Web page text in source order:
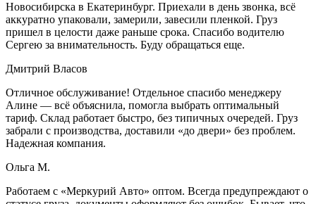
Новосибирска в Екатеринбург. Приехали в день звонка, всё
аккуратно упаковали, замерили, завесили пленкой. Груз
пришел в целости даже раньше срока. Спасибо водителю
Сергею за внимательность. Буду обращаться еще.
Дмитрий Власов
Отличное обслуживание! Отдельное спасибо менеджеру
Алине — всё объяснила, помогла выбрать оптимальный
тариф. Склад работает быстро, без типичных очередей. Груз
забрали с производства, доставили «до двери» без проблем.
Надежная компания.
Ольга М.
Работаем с «Меркурий Авто» оптом. Всегда предупреждают о